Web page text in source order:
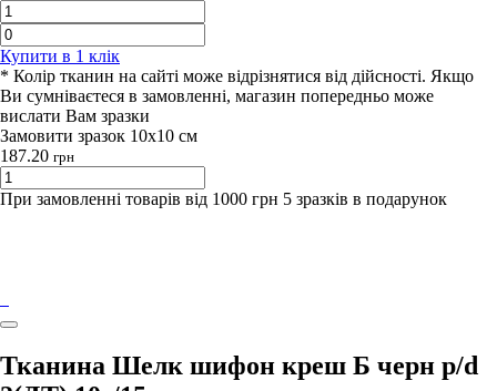
Купити в 1 клiк
* Колір тканин на сайті може відрізнятися від дійсності. Якщо
Ви сумніваєтеся в замовленні, магазин попередньо може
вислати Вам зразки
Замовити зразок 10х10 см
187.20 грн
При замовленні товарів від 1000 грн 5 зразків в подарунок
Тканина Шелк шифон креш Б черн p/d